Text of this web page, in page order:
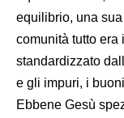
equilibrio, una
comunità tutto era
standardizzato
e gli impuri, i
Ebbene Gesù